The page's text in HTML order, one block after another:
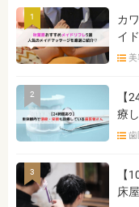
1
カ
イ
2
【
療
3
【
床